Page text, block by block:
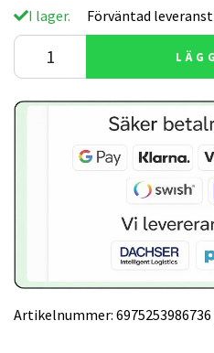
I lager. Förväntad
Artikelnummer: 6975253986736